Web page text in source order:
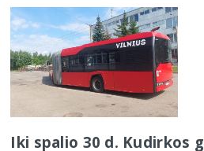
Iki spalio 30 d. Kudirkos